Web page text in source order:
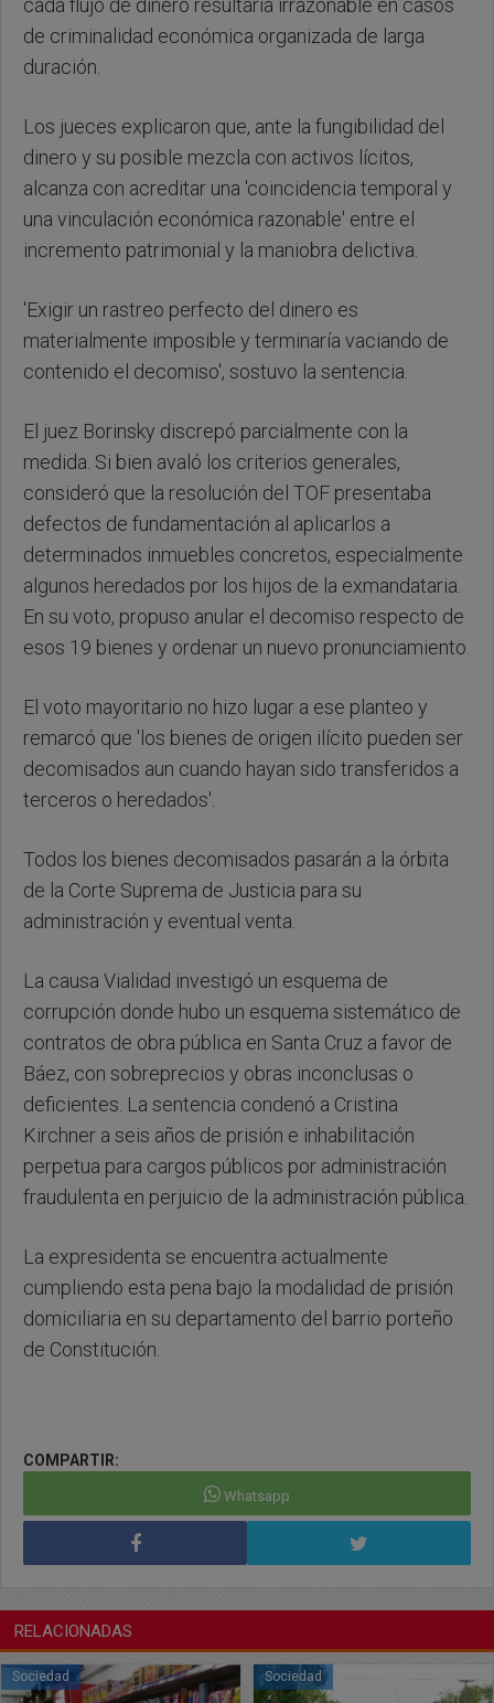
cada flujo de dinero resultaría irrazonable en casos
de criminalidad económica organizada de larga
duración.
Los jueces explicaron que, ante la fungibilidad del
dinero y su posible mezcla con activos lícitos,
alcanza con acreditar una 'coincidencia temporal y
una vinculación económica razonable' entre el
incremento patrimonial y la maniobra delictiva.
'Exigir un rastreo perfecto del dinero es
materialmente imposible y terminaría vaciando de
contenido el decomiso', sostuvo la sentencia.
El juez Borinsky discrepó parcialmente con la
medida. Si bien avaló los criterios generales,
consideró que la resolución del TOF presentaba
defectos de fundamentación al aplicarlos a
determinados inmuebles concretos, especialmente
algunos heredados por los hijos de la exmandataria.
En su voto, propuso anular el decomiso respecto de
esos 19 bienes y ordenar un nuevo pronunciamiento.
El voto mayoritario no hizo lugar a ese planteo y
remarcó que 'los bienes de origen ilícito pueden ser
decomisados aun cuando hayan sido transferidos a
terceros o heredados'.
Todos los bienes decomisados pasarán a la órbita
de la Corte Suprema de Justicia para su
administración y eventual venta.
La causa Vialidad investigó un esquema de
corrupción donde hubo un esquema sistemático de
contratos de obra pública en Santa Cruz a favor de
Báez, con sobreprecios y obras inconclusas o
deficientes. La sentencia condenó a Cristina
Kirchner a seis años de prisión e inhabilitación
perpetua para cargos públicos por administración
fraudulenta en perjuicio de la administración pública.
La expresidenta se encuentra actualmente
cumpliendo esta pena bajo la modalidad de prisión
domiciliaria en su departamento del barrio porteño
de Constitución.
COMPARTIR:
Whatsapp
RELACIONADAS
Sociedad Sociedad